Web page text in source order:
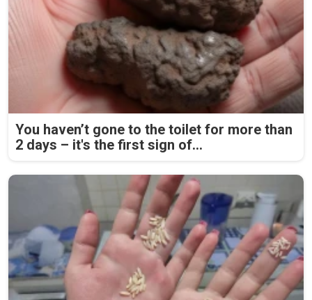
You haven’t gone to the toilet for more than
2 days – it's the first sign of...